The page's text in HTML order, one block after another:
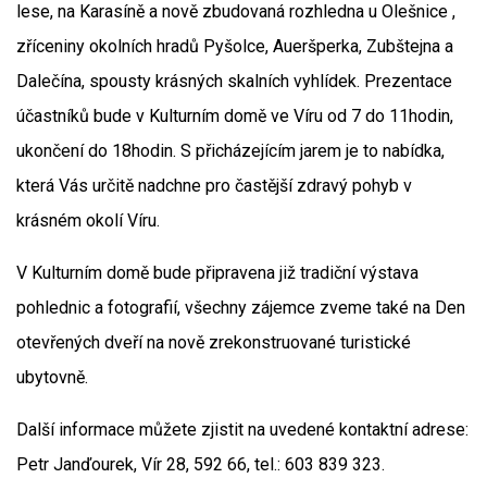
lese, na Karasíně a nově zbudovaná rozhledna u Olešnice ,
zříceniny okolních hradů Pyšolce, Aueršperka, Zubštejna a
Dalečína, spousty krásných skalních vyhlídek. Prezentace
účastníků bude v Kulturním domě ve Víru od 7 do 11hodin,
ukončení do 18hodin. S přicházejícím jarem je to nabídka,
která Vás určitě nadchne pro častější zdravý pohyb v
krásném okolí Víru.
V Kulturním domě bude připravena již tradiční výstava
pohlednic a fotografií, všechny zájemce zveme také na Den
otevřených dveří na nově zrekonstruované turistické
ubytovně.
Další informace můžete zjistit na uvedené kontaktní adrese:
Petr Janďourek, Vír 28, 592 66, tel.: 603 839 323.